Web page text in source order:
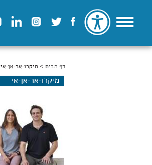
הינך נמצא כאן
דף הבית > מיקרו-אר-אן-אי
מיקרו-אר-אן-אי